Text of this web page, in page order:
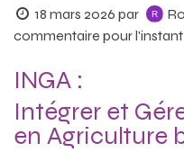
18 mars 2026 par
commentaire pour l'instant
INGA :
Intégrer et
en Agriculture